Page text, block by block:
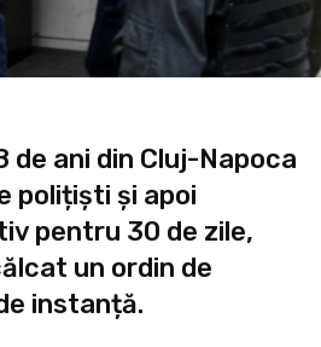
de ani din Cluj-Napoca
polițiști și apoi
pentru 30 de zile,
un ordin de
instanță.